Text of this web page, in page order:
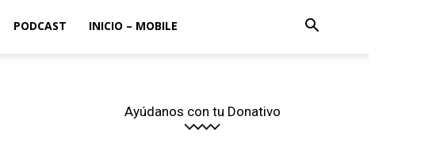
PODCAST INICIO – MOBILE
Ayúdanos con tu Donativo